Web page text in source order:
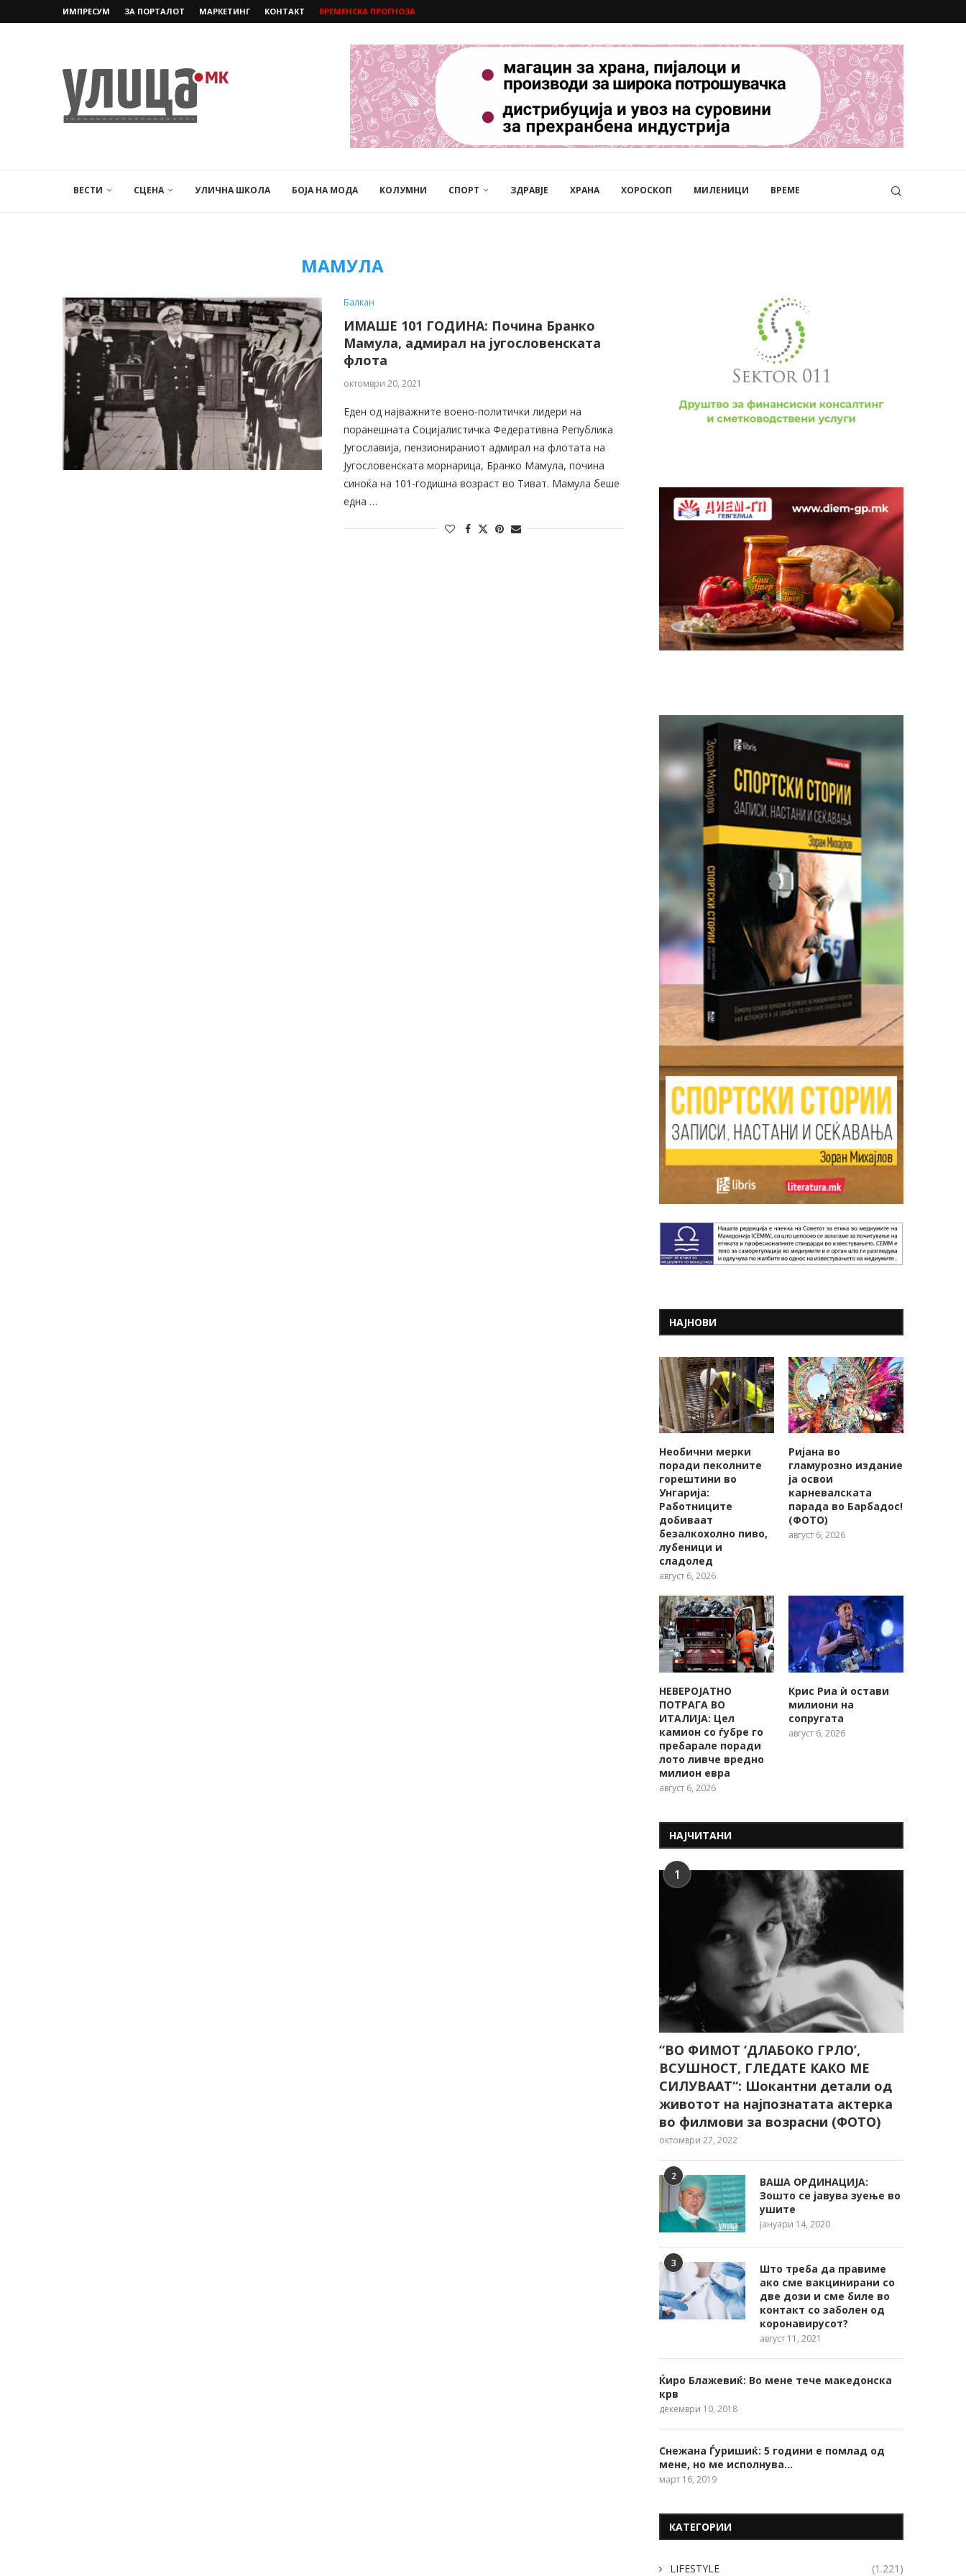
ИМПРЕСУМ ЗА ПОРТАЛОТ МАРКЕТИНГ КОНТАКТ ВРЕМЕНСКА ПРОГНОЗА
ВЕСТИ СЦЕНА УЛИЧНА ШКОЛА БОЈА НА МОДА КОЛУМНИ СПОРТ ЗДРАВЈЕ ХРАНА ХОРОСКОП МИЛЕНИЦИ ВРЕМЕ
МАМУЛА
Балкан
ИМАШЕ 101 ГОДИНА: Почина Бранко
Мамула, адмирал на југословенската
флота
октомври 20, 2021
Еден од најважните воено-политички лидери на
поранешната Социјалистичка Федеративна Република
Југославија, пензионираниот адмирал на флотата на
Југословенската морнарица, Бранко Мамула, почина
синоќа на 101-годишна возраст во Тиват. Мамула беше
една …
НАЈНОВИ
Необични мерки
поради пеколните
горештини во
Унгарија:
Работниците
добиваат
безалкохолно пиво,
лубеници и
сладолед
август 6, 2026
Ријана во
гламурозно издание
ја освои
карневалската
парада во Барбадос!
(ФОТО)
август 6, 2026
НЕВЕРОЈАТНО
ПОТРАГА ВО
ИТАЛИЈА: Цел
камион со ѓубре го
пребарале поради
лото ливче вредно
милион евра
август 6, 2026
Крис Риа ѝ остави
милиони на
сопругата
август 6, 2026
НАЈЧИТАНИ
1
“ВО ФИМОТ ‘ДЛАБОКО ГРЛО’,
ВСУШНОСТ, ГЛЕДАТЕ КАКО МЕ
СИЛУВААТ“: Шокантни детали од
животот на најпознатата актерка
во филмови за возрасни (ФОТО)
октомври 27, 2022
2
ВАША ОРДИНАЦИЈА:
Зошто се јавува зуење во
ушите
јануари 14, 2020
3
Што треба да правиме
ако сме вакцинирани со
две дози и сме биле во
контакт со заболен од
коронавирусот?
август 11, 2021
Ќиро Блажевиќ: Во мене тече македонска
крв
декември 10, 2018
Снежана Ѓуришиќ: 5 години е помлад од
мене, но ме исполнува…
март 16, 2019
КАТЕГОРИИ
LIFESTYLE (1.221)